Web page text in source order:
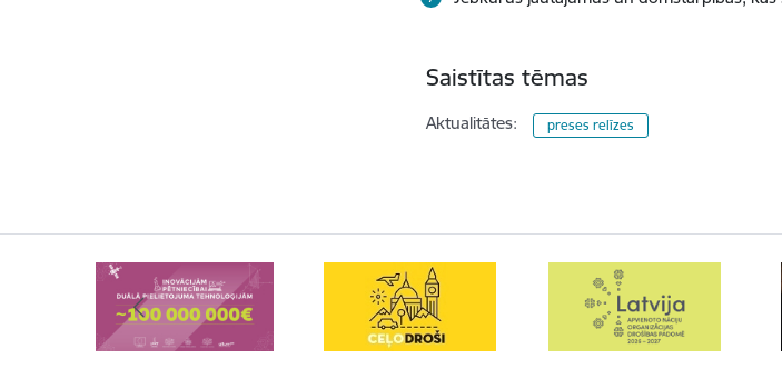
Saistītas tēmas
Aktualitātes: preses relīzes